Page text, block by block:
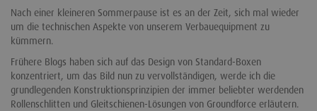
Nach einer kleineren Sommerpause ist es an der Zeit, sich mal wieder
um die technischen Aspekte von unserem Verbauequipment zu
kümmern.
Frühere Blogs haben sich auf das Design von Standard-Boxen
konzentriert, um das Bild nun zu vervollständigen, werde ich die
grundlegenden Konstruktionsprinzipien der immer beliebter werdenden
Rollenschlitten und Gleitschienen-Lösungen von Groundforce erläutern.